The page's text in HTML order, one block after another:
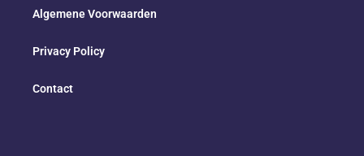
Algemene Voorwaarden
Privacy Policy
Contact